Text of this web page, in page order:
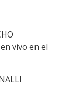
vivo en el